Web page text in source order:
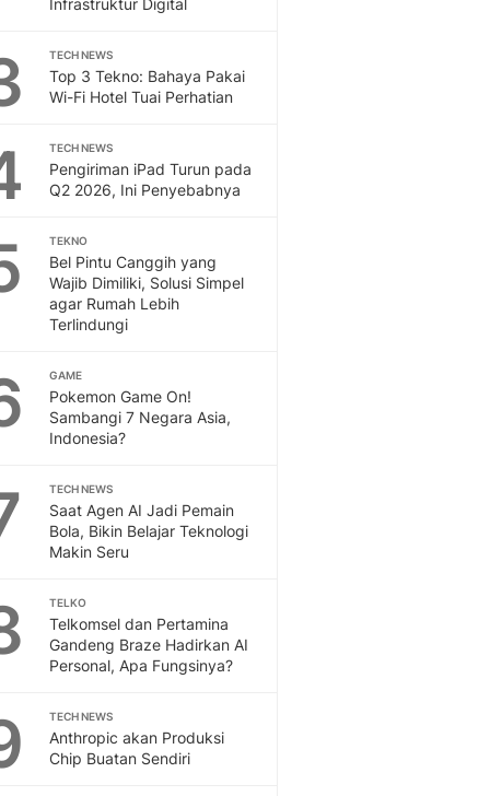
Infrastruktur Digital
TECH NEWS
Top 3 Tekno: Bahaya Pakai
Wi-Fi Hotel Tuai Perhatian
TECH NEWS
Pengiriman iPad Turun pada
Q2 2026, Ini Penyebabnya
TEKNO
Bel Pintu Canggih yang
Wajib Dimiliki, Solusi Simpel
agar Rumah Lebih
Terlindungi
GAME
Pokemon Game On!
Sambangi 7 Negara Asia,
Indonesia?
TECH NEWS
Saat Agen AI Jadi Pemain
Bola, Bikin Belajar Teknologi
Makin Seru
TELKO
Telkomsel dan Pertamina
Gandeng Braze Hadirkan AI
Personal, Apa Fungsinya?
TECH NEWS
Anthropic akan Produksi
Chip Buatan Sendiri